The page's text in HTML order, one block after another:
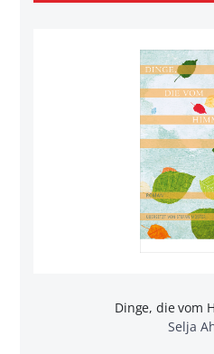
Dinge, die vom
Selja